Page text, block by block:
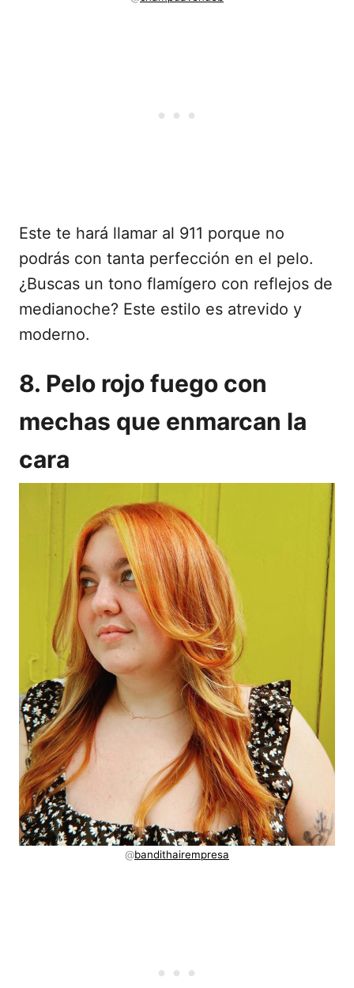
Este te hará llamar al 911 porque no
podrás con tanta perfección en el pelo.
¿Buscas un tono flamígero con reflejos de
medianoche? Este estilo es atrevido y
moderno.
8. Pelo rojo fuego con
mechas que enmarcan la
cara
@bandithairempresa